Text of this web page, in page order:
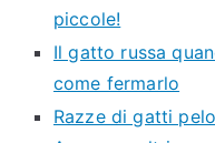
piccole!
Il gatto russa
come fermarlo
Razze di gatti